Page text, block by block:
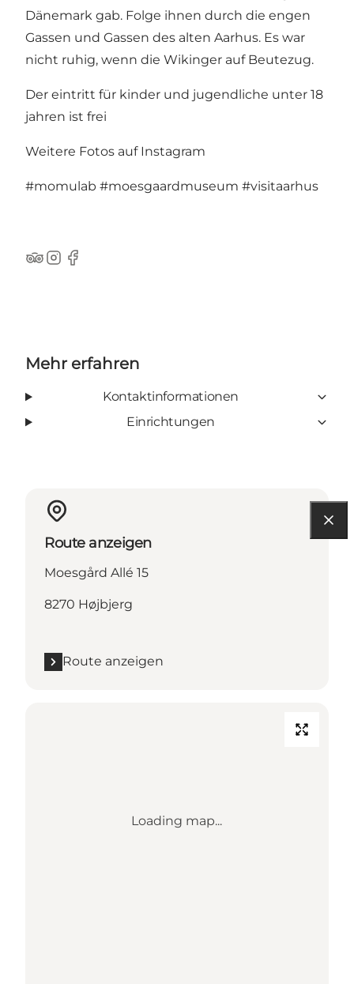
Dänemark gab. Folge ihnen durch die engen
Gassen und Gassen des alten Aarhus. Es war
nicht ruhig, wenn die Wikinger auf Beutezug.
Der eintritt für kinder und jugendliche unter 18
jahren ist frei
Weitere Fotos auf Instagram
#momulab #moesgaardmuseum #visitaarhus
TripAdvisor
Instagram
Facebook
Mehr erfahren
Kontaktinformationen
Einrichtungen
Route anzeigen
Moesgård Allé 15
8270 Højbjerg
Route anzeigen
Loading map...